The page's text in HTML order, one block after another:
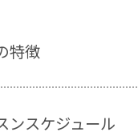
特徴
ンスケジュール